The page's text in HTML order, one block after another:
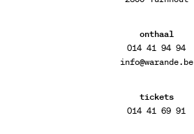
onthaal
014 41 94 94
info@warande.be
tickets
014 41 69 91